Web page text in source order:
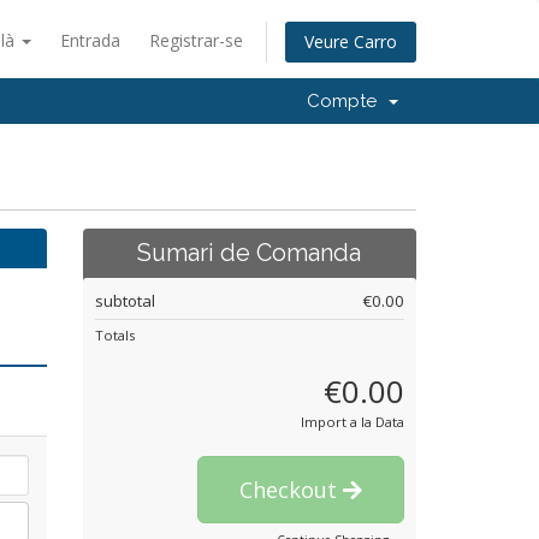
Entrada Registrar-se Veure Carro
Compte
Sumari de Comanda
subtotal €0.00
Totals
€0.00
Import a la Data
Checkout